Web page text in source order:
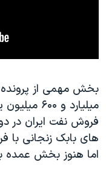
بخش مهمی از پرونده
میلیارد و
فروش نفت ایران در
های بابک زنجانی با
اما هنوز بخش عمده